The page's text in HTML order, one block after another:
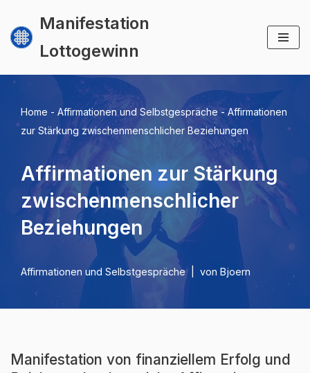
Zum
springen
Manifestation
Lottogewinn
Home - Affirmationen und Selbstgespräche-Affirmationen
zur Stärkung zwischenmenschlicher Beziehungen
Affirmationen zur Stärkung
zwischenmenschlicher
Beziehungen
Affirmationen und Selbstgespräche von Bjoern
Manifestation von finanziellem Erfolg und